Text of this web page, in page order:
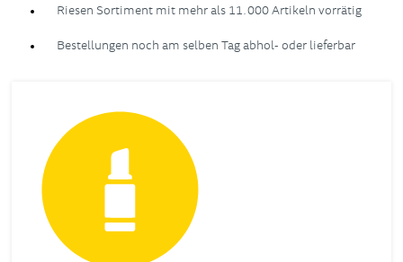
Riesen Sortiment mit mehr als 11.000 Artikeln vorrätig
Bestellungen noch am selben Tag abhol- oder lieferbar